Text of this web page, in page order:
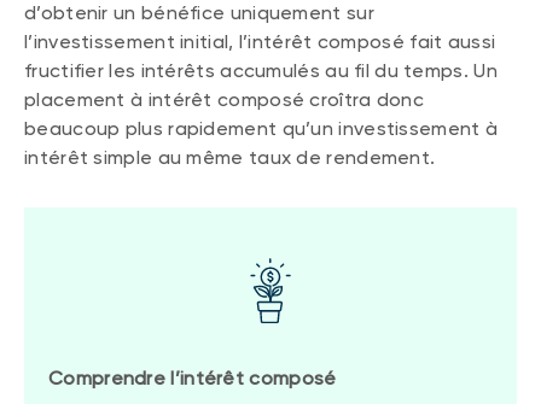
d’obtenir un bénéfice uniquement sur
l’investissement initial, l’intérêt composé fait aussi
fructifier les intérêts accumulés au fil du temps. Un
placement à intérêt composé croîtra donc
beaucoup plus rapidement qu’un investissement à
intérêt simple au même taux de rendement.
Comprendre l’intérêt composé